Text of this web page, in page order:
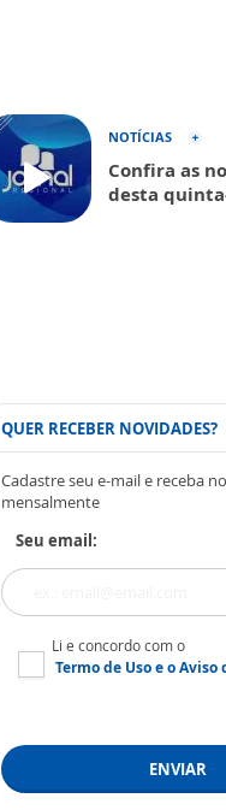
NOTÍCIAS
Confira as
desta
QUER RECEBER NOVIDADES?
Cadastre seu e-mail e receba
mensalmente
Seu email:
Li e concordo com o
Termo de Usoe oAviso
ENVIAR